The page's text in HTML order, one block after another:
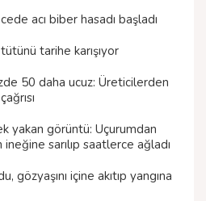
acı biber hasadı başladı
tarihe karışıyor
50 daha ucuz: Üreticilerden
yakan görüntü: Uçurumdan
sarılıp saatlerce ağladı
gözyaşını içine akıtıp yangına